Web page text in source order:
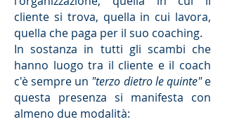
cliente si trova, quella in cui lavora,
quella che paga per il suo coaching.
In sostanza in tutti gli scambi che
hanno luogo tra il cliente e il coach
c'è sempre un "terzo dietro le quinte"e
questa presenza si manifesta con
almeno due modalità: